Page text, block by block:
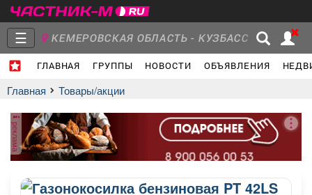
☰ КЕМЕРОВСКАЯ ОБЛАСТЬ - КУЗБАСС
ГЛАВНАЯ ГРУППЫ НОВОСТИ ОБЪЯВЛЕНИЯ
Главная
Объявления Недвижимость Услуги
Главная Товары/акции
реклама